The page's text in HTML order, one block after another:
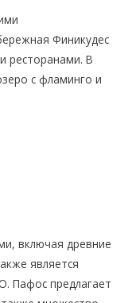
Финикудес
ресторанами. В
с фламинго и
включая древние
является
Пафос предлагает